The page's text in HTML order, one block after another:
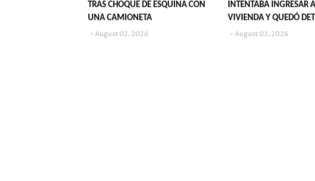
TRAS CHOQUE DE ESQUINA CON
UNA CAMIONETA
August 02, 2026
INTENTABA INGRESAR
VIVIENDA Y QUEDÓ
August 02, 2026